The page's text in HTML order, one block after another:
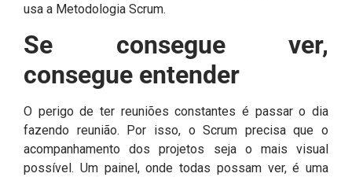
usa a Metodologia Scrum.
Se consegue ver,
consegue entender
O perigo de ter reuniões constantes é passar o dia
fazendo reunião. Por isso, o Scrum precisa que o
acompanhamento dos projetos seja o mais visual
possível. Um painel, onde todas possam ver, é uma